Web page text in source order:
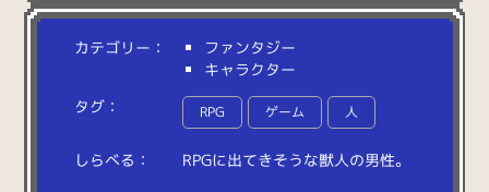
カテゴリー：
ファンタジー
キャラクター
タグ：
RPG ゲーム 人
しらべる： RPGに出てきそうな獣人の男性。